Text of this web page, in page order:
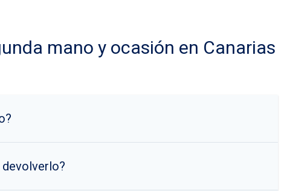
mano y ocasión en Canarias
devolverlo?